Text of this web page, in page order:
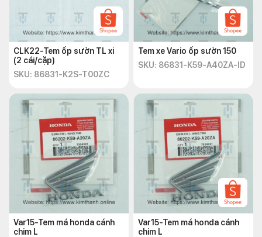
CLK22-Tem ốp sườn TL xi
(2 cái/cặp)
SKU: 86831-K2S-T00ZC
Tem xe Vario ốp sườn 150
SKU: 86831-K59-A40ZA-ID
Var15-Tem má honda cánh
chim L
Var15-Tem má honda cánh
chim L